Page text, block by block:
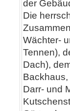
der
Die
Wächter-
Tennen),
Dach),
Darr- und